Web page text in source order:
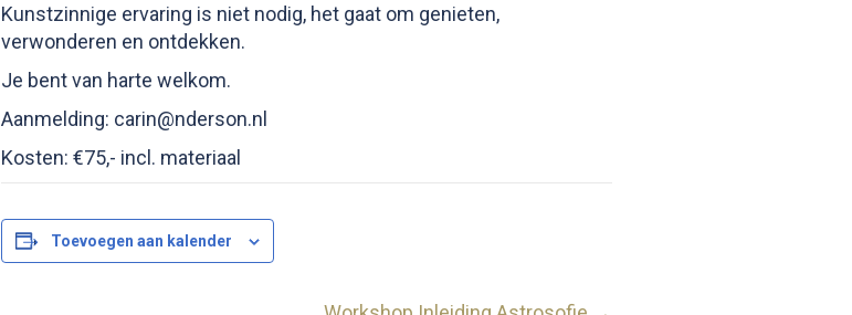
Kunstzinnige ervaring is niet nodig, het gaat om genieten,
verwonderen en ontdekken.
Je bent van harte welkom.
Aanmelding: carin@nderson.nl
Kosten: €75,- incl. materiaal
Toevoegen aan kalender